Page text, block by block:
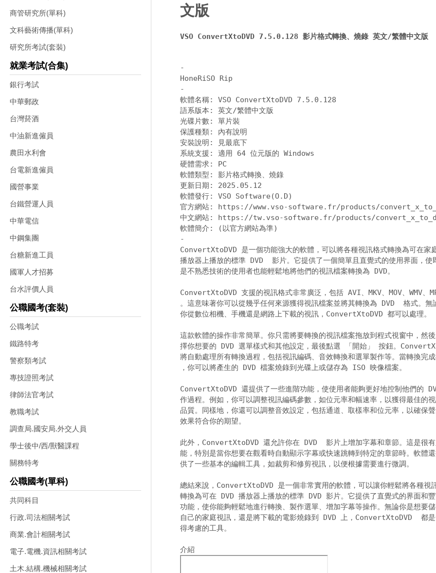
商管研究所(單科)
文科藝術傳播(單科)
研究所考試(套裝)
就業考試(合集)
銀行考試
中華郵政
台灣菸酒
中油新進僱員
農田水利會
台電新進僱員
國營事業
台鐵營運人員
中華電信
中鋼集團
台糖新進工員
國軍人才招募
台水評價人員
公職國考(套裝)
公職考試
鐵路特考
警察類考試
專技證照考試
律師法官考試
教職考試
調查局.國安局.外交人員
學士後中/西/獸醫課程
關務特考
公職國考(單科)
共同科目
行政.司法相關考試
商業.會計相關考試
電子.電機.資訊相關考試
土木.結構.機械相關考試
文版
VSO ConvertXtoDVD 7.5.0.128 影片格式轉換、燒錄 英文/繁體中文版
-
-
軟體名稱: VSO ConvertXtoDVD 7.5.0.128
語系版本: 英文/繁體中文版
光碟片數: 單片裝
保護種類: 內有說明
安裝說明:
見最底下
系統支援: 適用 64 位元版的 Windows
硬體需求: PC
軟體類型: 影片格式轉換、燒錄
更新日期: 2025.05.12
軟體發行: VSO Software(O.D)
官方網站: https://www.vso-software.fr/products/
中文網站: https://tw.vso-software.fr/products/
-
ConvertXtoDVD 是一個功能強大的軟體，可以將各種視訊格式轉換為可在家
播放器上播放的標準 DVD  影片。它提供了一個簡單且直覺式的使用界面，使
是不熟悉技術的使用者也能輕鬆地將他們的視訊檔案轉換為 DVD。
ConvertXtoDVD 支援的視訊格式非常廣泛，包括 AVI、MKV、MOV、WMV、
。這意味著你可以從幾乎任何來源獲得視訊檔案並將其轉換為 DVD  格式。無
你從數位相機、手機還是網路上下載的視訊，ConvertXtoDVD 都可以處理。
這款軟體的操作非常簡單。你只需將要轉換的視訊檔案拖放到程式視窗中，然
擇你想要的 DVD 選單樣式和其他設定，最後點選 「開始」 按鈕。
將自動處理所有轉換過程，包括視訊編碼、音效轉換和選單製作等。當轉換完
，你可以將產生的 DVD 檔案燒錄到光碟上或儲存為 ISO 映像檔案。
ConvertXtoDVD 還提供了一些進階功能，使使用者能夠更好地控制他們的
作過程。例如，你可以調整視訊編碼參數，如位元率和幅速率，以獲得最佳的
品質。同樣地，你還可以調整音效設定，包括通道、取樣率和位元率，以確保
效果符合你的期望。
此外，ConvertXtoDVD 還允許你在 DVD  影片上增加字幕和章節。這是很
能，特別是當你想要在觀看時自動顯示字幕或快速跳轉到特定的章節時。軟體
供了一些基本的編輯工具，如裁剪和修剪視訊，以便根據需要進行微調。
總結來說，ConvertXtoDVD 是一個非常實用的軟體，可以讓你輕鬆將各種視
轉換為可在 DVD 播放器上播放的標準 DVD 影片。它提供了直覺式的界面和
功能，使你能夠輕鬆地進行轉換、製作選單、增加字幕等操作。無論你是想要
自己的家庭視訊，還是將下載的電影燒錄到 DVD 上，ConvertXtoDVD  都
得考慮的工具。